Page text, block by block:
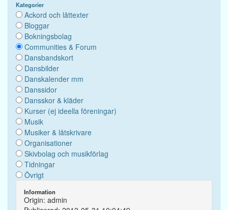
Kategorier
Ackord och låttexter
Bloggar
Bokningsbolag
Communities & Forum
Dansbandskort
Dansbilder
Danskalender mm
Danssidor
Dansskor & kläder
Kurser (ej ideella föreningar)
Musik
Musiker & låtskrivare
Organisationer
Skivbolag och musikförlag
Tidningar
Övrigt
Information
Origin: admin